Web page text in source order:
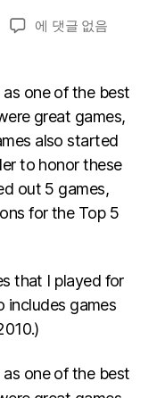
Top
2010
+
Honorable
Mentions
(English)
에 댓글 없음
one of the best
great games,
also started
to honor these
out 5 games,
for the Top 5
that I played for
includes games
one of the best